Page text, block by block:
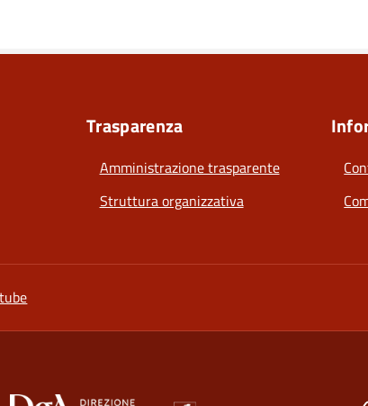
Trasparenza
Amministrazione trasparente
Struttura organizzativa
scheda
si apre in una nuova scheda